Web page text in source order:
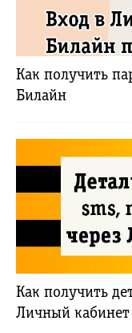
Как получить
Билайн
Как получить
Личный